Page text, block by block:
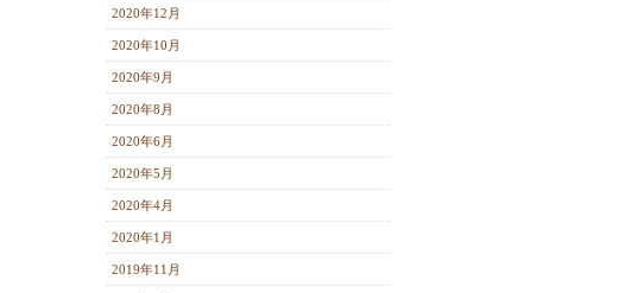
2020年12月
2020年10月
2020年9月
2020年8月
2020年6月
2020年5月
2020年4月
2020年1月
2019年11月